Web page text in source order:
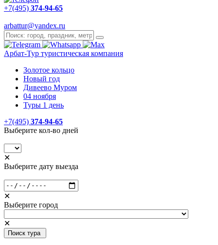
+7(495) 374-94-65
arbattur@yandex.ru
Арбат-Тур туристическая компания
Золотое кольцо
Новый год
Дивеево Муром
04 ноября
Туры 1 день
+7(495) 374-94-65
Выберите кол-во дней
✕
Выберите дату выезда
✕
Выберите город
✕
Поиск тура